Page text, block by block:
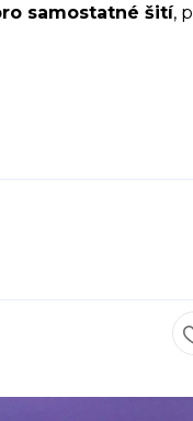
samostatné šití,